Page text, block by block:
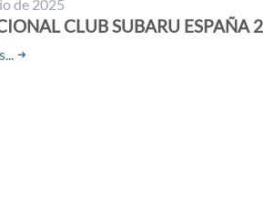
de 2025
CLUB SUBARU ESPAÑA
➜